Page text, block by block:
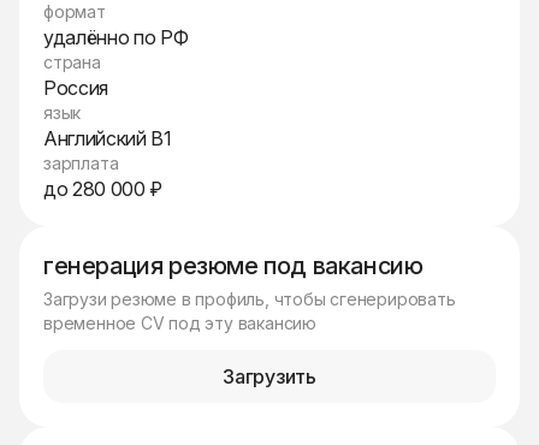
генерация резюме под вакансию
Загрузи резюме в профиль, чтобы сгенерировать
временное CV под эту вакансию
Загрузить
формат
удалённо по РФ
страна
Россия
язык
Английский B1
зарплата
до 280 000 ₽